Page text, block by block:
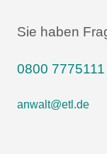
Sie haben
0800 7775111
anwalt@etl.de